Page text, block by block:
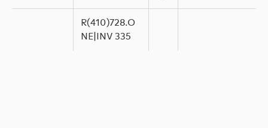
R(410)728.O
NE|INV 335